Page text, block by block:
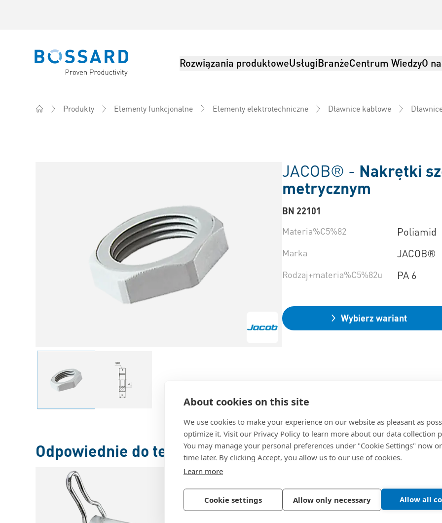
About cookies on this site
We use cookies to make your experience on our website as pleasant as
optimize it. Visit our Privacy Policy to learn more about our data collection
You may manage your personal preferences under "Cookie Settings" now
time later. By clicking Accept, you allow us to our use of cookies.
Learn more
Cookie settings Allow only necessary Allow all
Bossard homepage Rozwiązania produktoweUsługiBranżeCentrum WiedzyO
Produkty Elementy funkcjonalne Elementy elektrotechniczne Dławnice kablowe
JACOB® - Nakrętki
metrycznym
BN 22101
Materia%C5%82
Poliamid
Marka JACOB®
Rodzaj+materia%C5%82u PA 6
Wybierz wariant
Odpowiednie do tego